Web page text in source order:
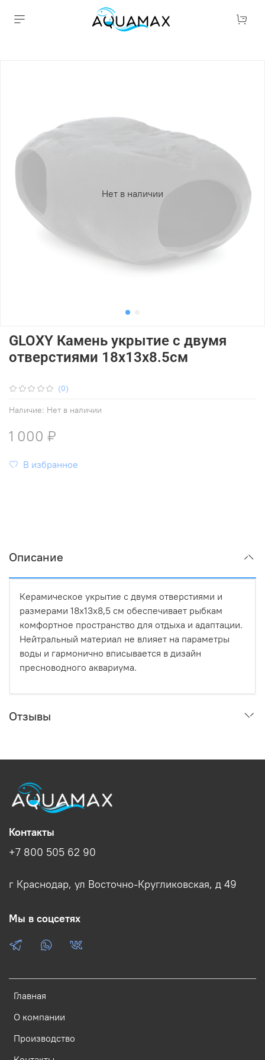
Нет в наличии
(0)
Наличие: Нет в наличии
GLOXY Камень укрытие с двумя
отверстиями 18х13х8.5см
1 000 ₽
В избранное
Описание
Керамическое укрытие с двумя отверстиями и
размерами 18х13х8,5 см обеспечивает рыбкам
комфортное пространство для отдыха и адаптации.
Нейтральный материал не влияет на параметры
воды и гармонично вписывается в дизайн
пресноводного аквариума.
Отзывы
Главная
О компании
Производство
Контакты
+7 800 505 62 90
г Краснодар, ул Восточно-Кругликовская, д 49
Мы в соцсетях